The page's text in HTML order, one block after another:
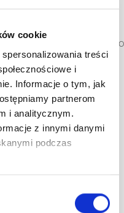
cookie
treści
i
Informacje o tym, jak
partnerom
i analitycznym.
z innymi danymi
podczas
tylko wtedy,
przetwarzania, o
w zakresie koniecznym do
i przetwarzamy
z zastrzeżeniem
cookies). Więcej o
być przekazane
przy realizacji ww.
firmie
stroną, firmie